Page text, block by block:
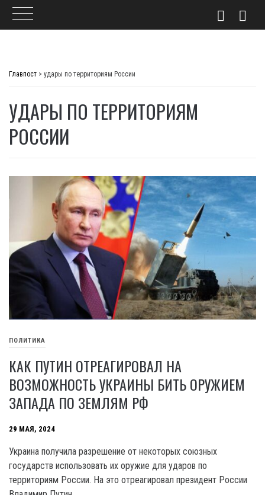
Главпост > удары по территориям России
УДАРЫ ПО ТЕРРИТОРИЯМ
РОССИИ
ПОЛИТИКА
КАК ПУТИН ОТРЕАГИРОВАЛ НА
ВОЗМОЖНОСТЬ УКРАИНЫ БИТЬ ОРУЖИЕМ
ЗАПАДА ПО ЗЕМЛЯМ РФ
29 МАЯ, 2024
Украина получила разрешение от некоторых союзных
государств использовать их оружие для ударов по
территориям России. На это отреагировал президент России